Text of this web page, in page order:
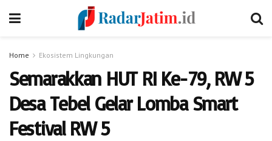
Home Ekosistem Lingkungan
Semarakkan HUT RI Ke-79, RW 5
Desa Tebel Gelar Lomba Smart
Festival RW 5